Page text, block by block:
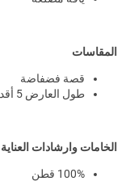
المقاسات
قصة فضفاضة
طول العارض 5 أقدام و11 بوص ويرتدي مقاس XL
الخامات وارشادات العناية
100% قطن